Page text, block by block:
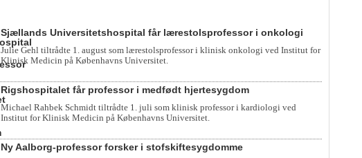
Sjællands Universitetshospital får lærestolsprofessor i onkologi
Julie Gehl tiltrådte 1. august som lærestolsprofessor i klinisk onkologi ved Institut for
Klinisk Medicin på Københavns Universitet.
Rigshospitalet får professor i medfødt hjertesygdom
Michael Rahbek Schmidt tiltrådte 1. juli som klinisk professor i kardiologi ved
Institut for Klinisk Medicin på Københavns Universitet.
Ny Aalborg-professor forsker i stofskiftesygdomme